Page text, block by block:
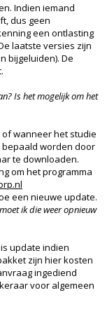
Indien iemand
dus geen
een ontlasting
laatste versies zijn
bijgeluiden). De
Is het mogelijk om het
wanneer het studie
bepaald worden door
te downloaden.
om het programma
een nieuwe update.
ik die weer opnieuw
update indien
zijn hier kosten
ingediend
voor algemeen